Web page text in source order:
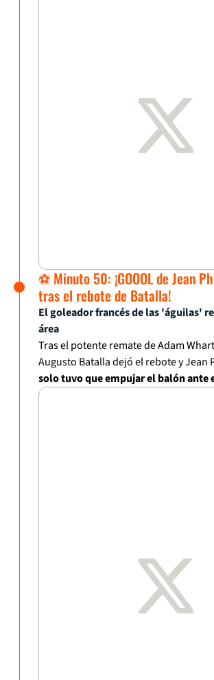
⚽ Minuto 50: ¡GOOOL de Jean
tras el rebote de Batalla!
El goleador francés de las 'águilas'
área
Tras el potente remate de Adam
Augusto Batalla dejó el rebote y Jean
solo tuvo que empujar el balón ante